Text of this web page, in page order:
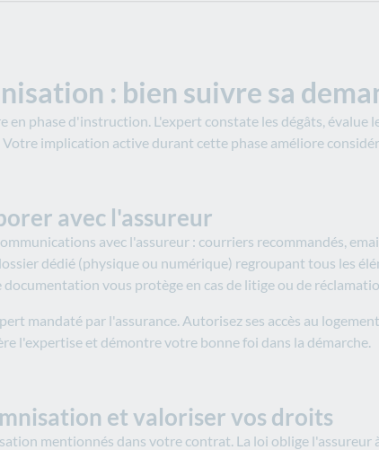
: bien suivre sa
en phase d'instruction. L'expert constate les dégâts,
implication active durant cette phase améliore
avec l'assureur
avec l'assureur : courriers recommandés,
dédié (physique ou numérique) regroupant tous les
documentation vous protège en cas de litige ou de
mandaté par l'assurance. Autorisez ses accès au
l'expertise et démontre votre bonne foi dans la démarche.​
et valoriser vos droits
mentionnés dans votre contrat. La loi oblige